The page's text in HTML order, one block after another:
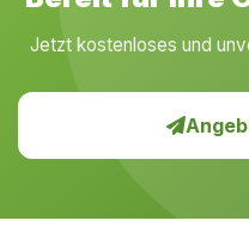
Jetzt kostenloses und